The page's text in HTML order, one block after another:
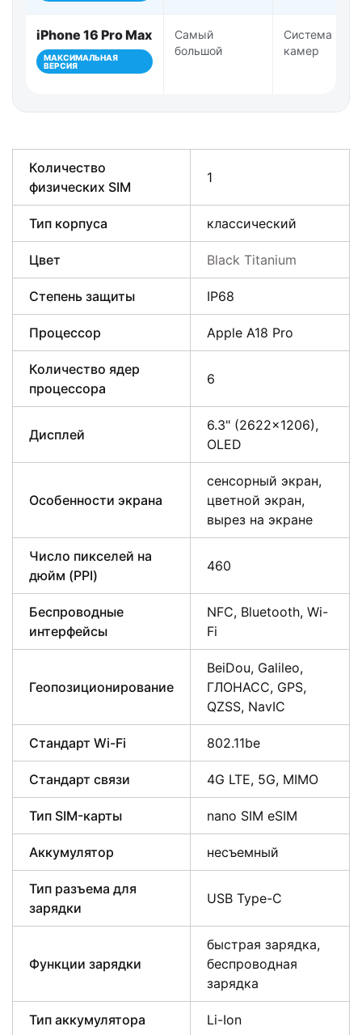
iPhone 16 Pro Max
МАКСИМАЛЬНАЯ
ВЕРСИЯ
Самый
большой
Система Pro-
камер
Количество
физических SIM
1
Тип корпуса классический
Цвет Black Titanium
Степень защиты IP68
Процессор Apple A18 Pro
Количество ядер
процессора
6
Дисплей
6.3" (2622×1206),
OLED
Особенности экрана
сенсорный экран,
цветной экран,
вырез на экране
Число пикселей на
дюйм (PPI)
460
Беспроводные
интерфейсы
NFC, Bluetooth, Wi-
Fi
Геопозиционирование
BeiDou, Galileo,
ГЛОНАСС, GPS,
QZSS, NavIC
Стандарт Wi-Fi 802.11be
Стандарт связи 4G LTE, 5G, MIMO
Тип SIM-карты nano SIM eSIM
Аккумулятор несъемный
Тип разъема для
зарядки
USB Type-C
Функции зарядки
быстрая зарядка,
беспроводная
зарядка
Тип аккумулятора Li-Ion